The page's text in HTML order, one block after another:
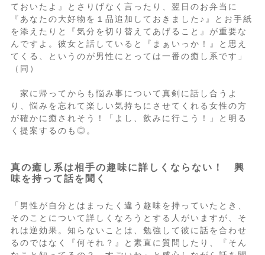
ておいたよ』とさりげなく言ったり、翌日のお弁当に
『あなたの大好物を１品追加しておきました♪』とお手紙
を添えたりと『気分を切り替えてあげること』が重要な
んですよ。彼女と話していると『まぁいっか！』と思え
てくる、というのが男性にとっては一番の癒し系です」
（同）
家に帰ってからも悩み事について真剣に話し合うよ
り、悩みを忘れて楽しい気持ちにさせてくれる女性の方
が確かに癒されそう！「よし、飲みに行こう！」と明る
く提案するのも◎。
真の癒し系は相手の趣味に詳しくならない！ 興
味を持って話を聞く
「男性が自分とはまったく違う趣味を持っていたとき、
そのことについて詳しくなろうとする人がいますが、そ
れは逆効果。知らないことは、勉強して彼に話を合わせ
るのではなく『何それ？』と素直に質問したり、『そん